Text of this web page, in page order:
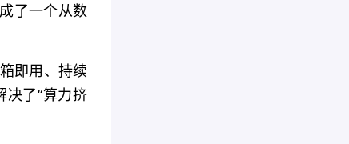
了一个从数
即用、持续
决了“算力挤